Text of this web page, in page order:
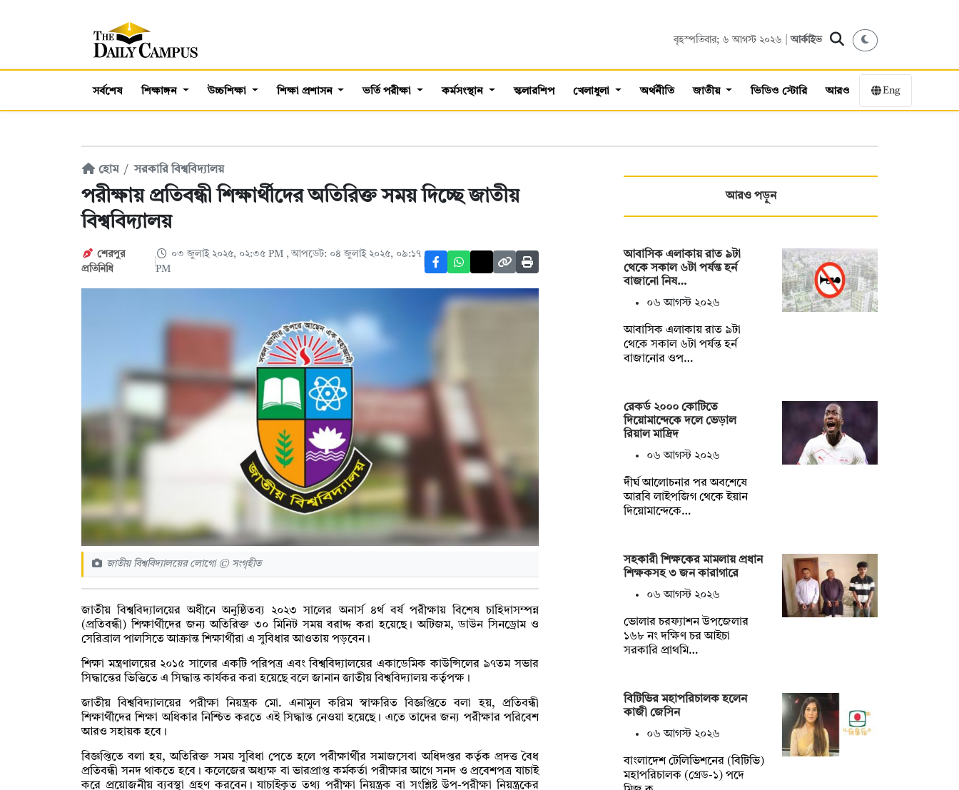
বৃহস্পতিবার; ৬ আগস্ট ২০২৬ |আর্কাইভ
সর্বশেষ শিক্ষাঙ্গন উচ্চশিক্ষা শিক্ষা প্রশাসন ভর্তি পরীক্ষা কর্মসংস্থান স্কলারশিপ খেলাধুলা অর্থনীতি জাতীয় ভিডিও স্টোরি আরও Eng
হোম সরকারি বিশ্ববিদ্যালয়
পরীক্ষায় প্রতিবন্ধী শিক্ষার্থীদের অতিরিক্ত সময় দিচ্ছে জাতীয়
বিশ্ববিদ্যালয়
শেরপুর
প্রতিনিধি
০৩ জুলাই ২০২৫, ০২:৩৫ PM , আপডেট: ০৪ জুলাই ২০২৫, ০৯:১৭
PM
জাতীয় বিশ্ববিদ্যালয়ের লোগো © সংগৃহীত
জাতীয় বিশ্ববিদ্যালয়ের অধীনে অনুষ্ঠিতব্য ২০২৩ সালের অনার্স ৪র্থ বর্ষ পরীক্ষায় বিশেষ চাহিদাসম্পন্ন
(প্রতিবন্ধী) শিক্ষার্থীদের জন্য অতিরিক্ত ৩০ মিনিট সময় বরাদ্দ করা হয়েছে। অটিজম, ডাউন সিনড্রোম ও
সেরিব্রাল পালসিতে আক্রান্ত শিক্ষার্থীরা এ সুবিধার আওতায় পড়বেন।
শিক্ষা মন্ত্রণালয়ের ২০১৫ সালের একটি পরিপত্র এবং বিশ্ববিদ্যালয়ের একাডেমিক কাউন্সিলের ৯৭তম সভার
সিদ্ধান্তের ভিত্তিতে এ সিদ্ধান্ত কার্যকর করা হয়েছে বলে জানান জাতীয় বিশ্ববিদ্যালয় কর্তৃপক্ষ।
জাতীয় বিশ্ববিদ্যালয়ের পরীক্ষা নিয়ন্ত্রক মো. এনামুল করিম স্বাক্ষরিত বিজ্ঞপ্তিতে বলা হয়, প্রতিবন্ধী
শিক্ষার্থীদের শিক্ষা অধিকার নিশ্চিত করতে এই সিদ্ধান্ত নেওয়া হয়েছে। এতে তাদের জন্য পরীক্ষার পরিবেশ
আরও সহায়ক হবে।
বিজ্ঞপ্তিতে বলা হয়, অতিরিক্ত সময় সুবিধা পেতে হলে পরীক্ষার্থীর সমাজসেবা অধিদপ্তর কর্তৃক প্রদত্ত বৈধ
প্রতিবন্ধী সনদ থাকতে হবে। কলেজের অধ্যক্ষ বা ভারপ্রাপ্ত কর্মকর্তা পরীক্ষার আগে সনদ ও প্রবেশপত্র যাচাই
করে প্রয়োজনীয় ব্যবস্থা গ্রহণ করবেন। যাচাইকৃত তথ্য পরীক্ষা নিয়ন্ত্রক বা সংশ্লিষ্ট উপ-পরীক্ষা নিয়ন্ত্রকের
আরও পড়ুন
আবাসিক এলাকায় রাত ৯টা
থেকে সকাল ৬টা পর্যন্ত হর্ন
বাজানো নিষ…
০৬ আগস্ট ২০২৬
আবাসিক এলাকায় রাত ৯টা
থেকে সকাল ৬টা পর্যন্ত হর্ন
বাজানোর ওপ…
রেকর্ড ২০০০ কোটিতে
দিয়োমান্দেকে দলে ভেড়াল
রিয়াল মাদ্রিদ
০৬ আগস্ট ২০২৬
দীর্ঘ আলোচনার পর অবশেষে
আরবি লাইপজিগ থেকে ইয়ান
দিয়োমান্দেকে…
সহকারী শিক্ষকের মামলায় প্রধান
শিক্ষকসহ ৩ জন কারাগারে
০৬ আগস্ট ২০২৬
ভোলার চরফ্যাশন উপজেলার
১৬৮ নং দক্ষিণ চর আইচা
সরকারি প্রাথমি…
বিটিভির মহাপরিচালক হলেন
কাজী জেসিন
০৬ আগস্ট ২০২৬
বাংলাদেশ টেলিভিশনের (বিটিভি)
মহাপরিচালক (গ্রেড-১) পদে